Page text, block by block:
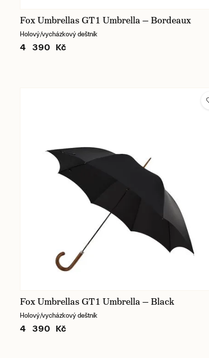
Fox Umbrellas GT1 Umbrella — Bordeaux
Holový/vycházkový deštník
4 390 Kč
Fox Umbrellas GT1 Umbrella — Black
Holový/vycházkový deštník
4 390 Kč